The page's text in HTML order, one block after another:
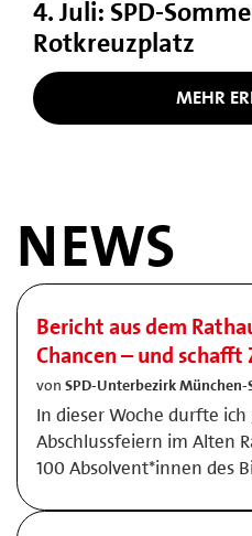
4. Juli: SPD-
Rotkreuzplatz
MEHR
NEWS
Bericht aus dem
Chancen – und
von SPD-Unterbezirk München-
In dieser Woche durfte
Abschlussfeiern im Alten
100 Absolvent*innen des